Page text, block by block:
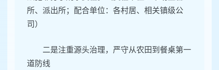
所、派出所；配合单位：各村居、相关镇级公
司）
二是注重源头治理，严守从农田到餐桌第一
道防线